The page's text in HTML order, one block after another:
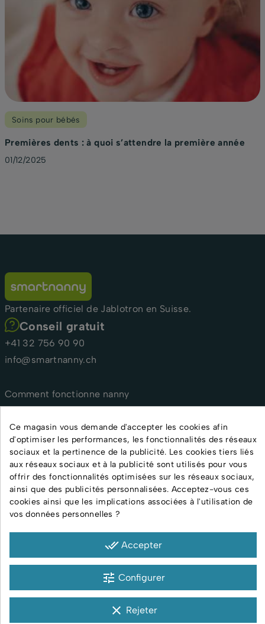
Soins pour bébés
Premières dents : à quoi s’attendre la première année
01/12/2025
Partenaire officiel de Jablotron en Suisse.
Conseil gratuit
+41 32 756 90 90
info@smartnanny.ch
Comment fonctionne nanny
nanny pour personnel médical
nanny pour crèches et assistantes maternelles
FAQ
Guide pratique
Certificats
Contact
Expédition & Livraison
Politique de retour
Déclaration de confidentialité
Informations sur l’entreprise
Ce magasin vous demande d'accepter les cookies afin
d'optimiser les performances, les fonctionnalités des réseaux
sociaux et la pertinence de la publicité. Les cookies tiers liés
aux réseaux sociaux et à la publicité sont utilisés pour vous
offrir des fonctionnalités optimisées sur les réseaux sociaux,
ainsi que des publicités personnalisées. Acceptez-vous ces
cookies ainsi que les implications associées à l'utilisation de
vos données personnelles ?
done_all Accepter
tune Configurer
clear Rejeter